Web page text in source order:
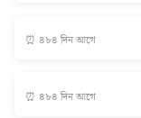
⏰ ৪৮৪ দিন আগে
⏰ ৪৮৪ দিন আগে